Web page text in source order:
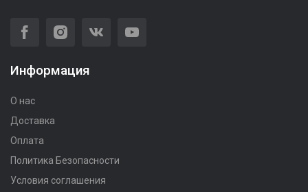
Информация
О нас
Доставка
Оплата
Политика Безопасности
Условия соглашения